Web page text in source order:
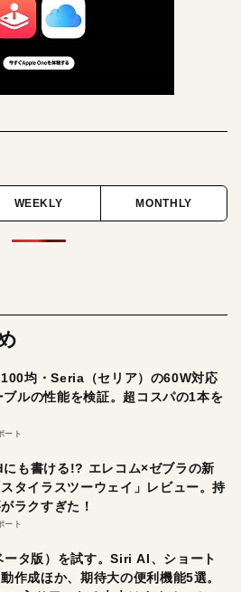
WEEKLY MONTHLY
均・Seria（セリア）の60W対応
ルの性能を検証。超コスパの1本を
ート
も書ける!? エレコム×ゼブラの新
タイラスツーウェイ」レビュー。持
ラクすぎた！
ート
ータ版）を試す。Siri AI、ショート
作成ほか、期待大の便利機能5選。